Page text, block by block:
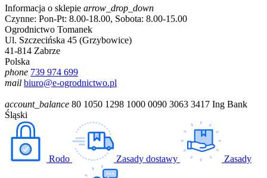
Informacja o sklepie arrow_drop_down
Czynne: Pon-Pt: 8.00-18.00, Sobota: 8.00-15.00
Ogrodnictwo Tomanek
Ul. Szczecińska 45 (Grzybowice)
41-814 Zabrze
Polska
phone 739 974 699
mail biuro@e-ogrodnictwo.pl
account_balance 80 1050 1298 1000 0090 3063 3417 Ing Bank
Śląski
Rodo Zasady dostawy Zasady